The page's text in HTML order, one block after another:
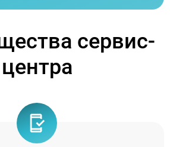
сервис-
центра